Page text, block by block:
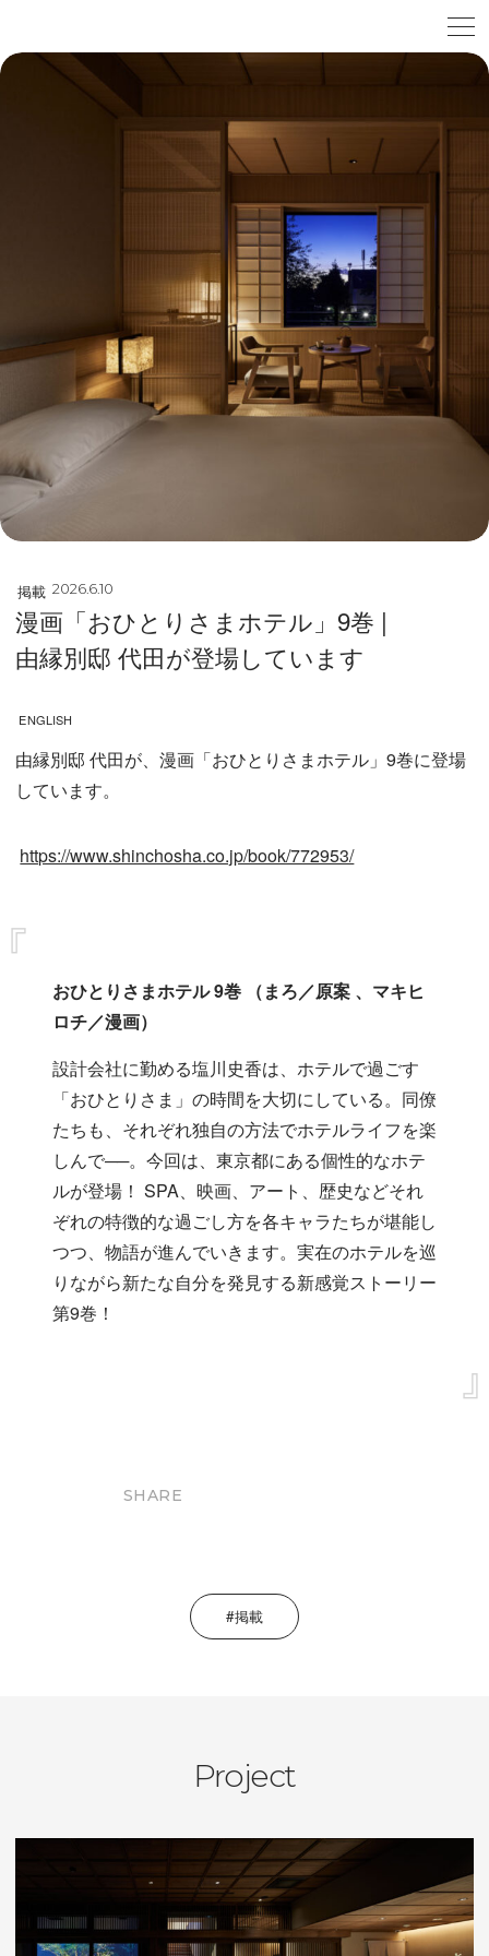
掲載 2026.6.10
漫画「おひとりさまホテル」9巻 |
由縁別邸 代田が登場しています
ENGLISH
由縁別邸 代田が、漫画「おひとりさまホテル」9巻に登場
しています。
https://www.shinchosha.co.jp/book/772953/
おひとりさまホテル 9巻 （まろ／原案 、マキヒ
ロチ／漫画）
設計会社に勤める塩川史香は、ホテルで過ごす
「おひとりさま」の時間を大切にしている。同僚
たちも、それぞれ独自の方法でホテルライフを楽
しんで──。今回は、東京都にある個性的なホテ
ルが登場！ SPA、映画、アート、歴史などそれ
ぞれの特徴的な過ごし方を各キャラたちが堪能し
つつ、物語が進んでいきます。実在のホテルを巡
りながら新たな自分を発見する新感覚ストーリー
第9巻！
SHARE
掲載
Project